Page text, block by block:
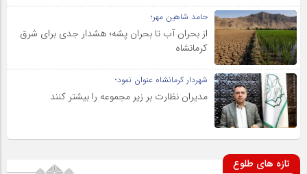
حامد شاهین مهر؛
از بحران آب تا بحران پشه؛ هشدار جدی برای شرق
کرمانشاه
شهردار کرمانشاه عنوان نمود؛
مدیران نظارت بر زیر مجموعه را بیشتر کنند
تازه های طلوع